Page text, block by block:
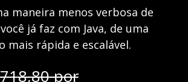
maneira menos verbosa de
já faz com Java, de uma
mais rápida e escalável.
por